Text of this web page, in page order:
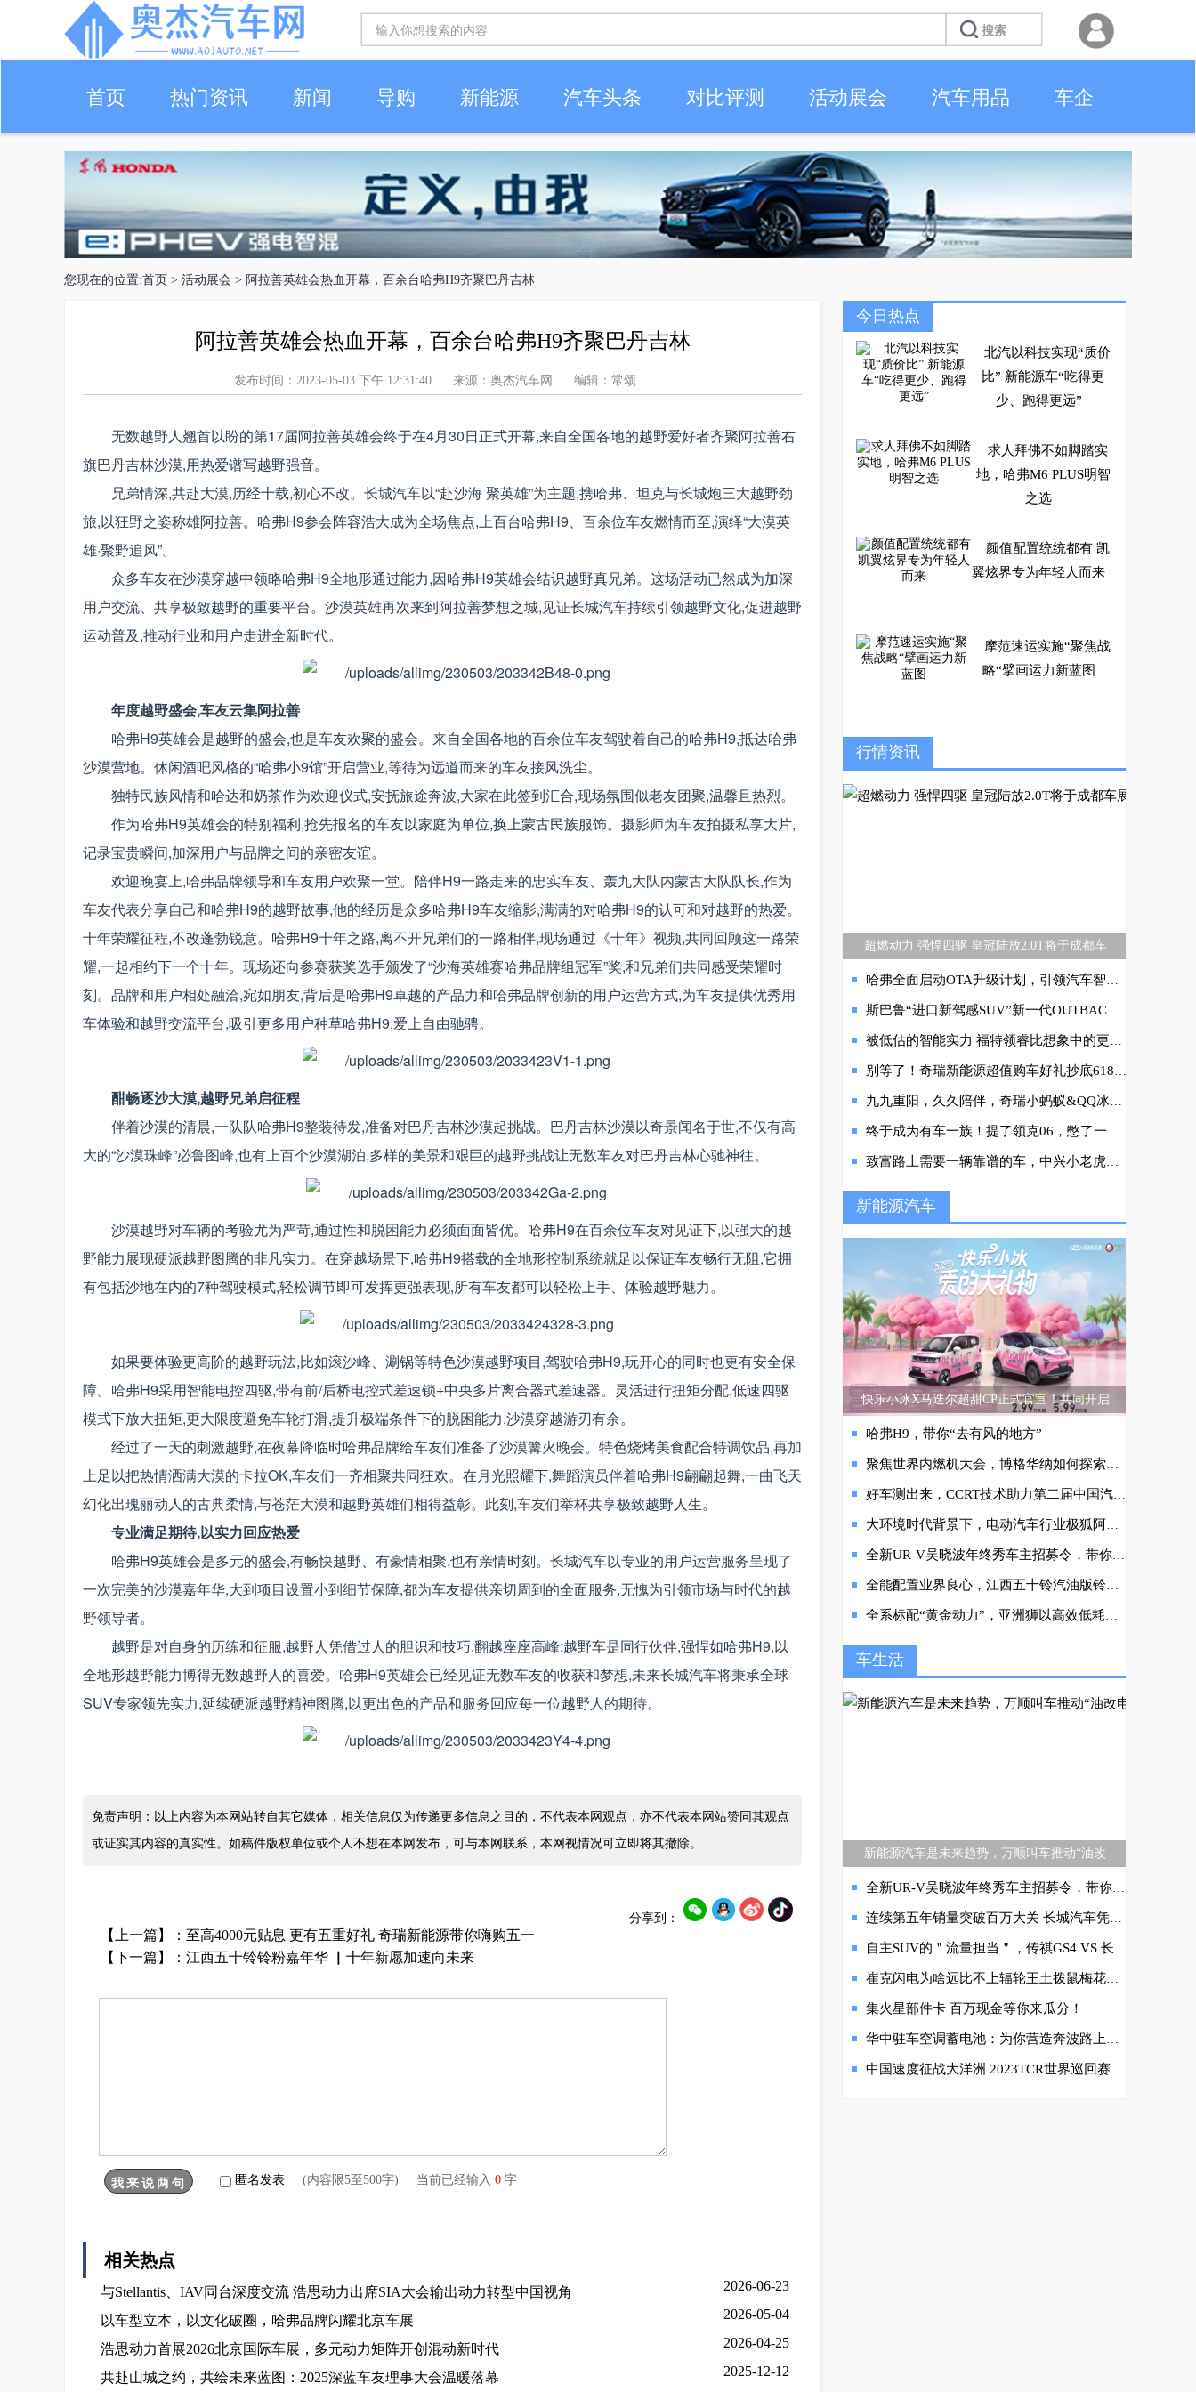
首页 热门资讯 新闻 导购 新能源 汽车头条 对比评测 活动展会 汽车用品 车企
您现在的位置:首页 > 活动展会 > 阿拉善英雄会热血开幕，百余台哈弗H9齐聚巴丹吉林
阿拉善英雄会热血开幕，百余台哈弗H9齐聚巴丹吉林
发布时间：2023-05-03 下午 12:31:40 来源：奥杰汽车网 编辑：常颂
无数越野人翘首以盼的第17届阿拉善英雄会终于在4月30日正式开幕,来自全国各地的越野爱好者齐聚阿拉善右
旗巴丹吉林沙漠,用热爱谱写越野强音。
兄弟情深,共赴大漠,历经十载,初心不改。长城汽车以“赴沙海 聚英雄”为主题,携哈弗、坦克与长城炮三大越野劲
旅,以狂野之姿称雄阿拉善。哈弗H9参会阵容浩大成为全场焦点,上百台哈弗H9、百余位车友燃情而至,演绎“大漠英
雄·聚野追风”。
众多车友在沙漠穿越中领略哈弗H9全地形通过能力,因哈弗H9英雄会结识越野真兄弟。这场活动已然成为加深
用户交流、共享极致越野的重要平台。沙漠英雄再次来到阿拉善梦想之城,见证长城汽车持续引领越野文化,促进越野
运动普及,推动行业和用户走进全新时代。
年度越野盛会,车友云集阿拉善
哈弗H9英雄会是越野的盛会,也是车友欢聚的盛会。来自全国各地的百余位车友驾驶着自己的哈弗H9,抵达哈弗
沙漠营地。休闲酒吧风格的“哈弗小9馆”开启营业,等待为远道而来的车友接风洗尘。
独特民族风情和哈达和奶茶作为欢迎仪式,安抚旅途奔波,大家在此签到汇合,现场氛围似老友团聚,温馨且热烈。
作为哈弗H9英雄会的特别福利,抢先报名的车友以家庭为单位,换上蒙古民族服饰。摄影师为车友拍摄私享大片,
记录宝贵瞬间,加深用户与品牌之间的亲密友谊。
欢迎晚宴上,哈弗品牌领导和车友用户欢聚一堂。陪伴H9一路走来的忠实车友、轰九大队内蒙古大队队长,作为
车友代表分享自己和哈弗H9的越野故事,他的经历是众多哈弗H9车友缩影,满满的对哈弗H9的认可和对越野的热爱。
十年荣耀征程,不改蓬勃锐意。哈弗H9十年之路,离不开兄弟们的一路相伴,现场通过《十年》视频,共同回顾这一路荣
耀,一起相约下一个十年。现场还向参赛获奖选手颁发了“沙海英雄赛哈弗品牌组冠军”奖,和兄弟们共同感受荣耀时
刻。品牌和用户相处融洽,宛如朋友,背后是哈弗H9卓越的产品力和哈弗品牌创新的用户运营方式,为车友提供优秀用
车体验和越野交流平台,吸引更多用户种草哈弗H9,爱上自由驰骋。
酣畅逐沙大漠,越野兄弟启征程
伴着沙漠的清晨,一队队哈弗H9整装待发,准备对巴丹吉林沙漠起挑战。巴丹吉林沙漠以奇景闻名于世,不仅有高
大的“沙漠珠峰”必鲁图峰,也有上百个沙漠湖泊,多样的美景和艰巨的越野挑战让无数车友对巴丹吉林心驰神往。
沙漠越野对车辆的考验尤为严苛,通过性和脱困能力必须面面皆优。哈弗H9在百余位车友对见证下,以强大的越
野能力展现硬派越野图腾的非凡实力。在穿越场景下,哈弗H9搭载的全地形控制系统就足以保证车友畅行无阻,它拥
有包括沙地在内的7种驾驶模式,轻松调节即可发挥更强表现,所有车友都可以轻松上手、体验越野魅力。
如果要体验更高阶的越野玩法,比如滚沙峰、涮锅等特色沙漠越野项目,驾驶哈弗H9,玩开心的同时也更有安全保
障。哈弗H9采用智能电控四驱,带有前/后桥电控式差速锁+中央多片离合器式差速器。灵活进行扭矩分配,低速四驱
模式下放大扭矩,更大限度避免车轮打滑,提升极端条件下的脱困能力,沙漠穿越游刃有余。
经过了一天的刺激越野,在夜幕降临时哈弗品牌给车友们准备了沙漠篝火晚会。特色烧烤美食配合特调饮品,再加
上足以把热情洒满大漠的卡拉OK,车友们一齐相聚共同狂欢。在月光照耀下,舞蹈演员伴着哈弗H9翩翩起舞,一曲飞天
幻化出瑰丽动人的古典柔情,与苍茫大漠和越野英雄们相得益彰。此刻,车友们举杯共享极致越野人生。
专业满足期待,以实力回应热爱
哈弗H9英雄会是多元的盛会,有畅快越野、有豪情相聚,也有亲情时刻。长城汽车以专业的用户运营服务呈现了
一次完美的沙漠嘉年华,大到项目设置小到细节保障,都为车友提供亲切周到的全面服务,无愧为引领市场与时代的越
野领导者。
越野是对自身的历练和征服,越野人凭借过人的胆识和技巧,翻越座座高峰;越野车是同行伙伴,强悍如哈弗H9,以
全地形越野能力博得无数越野人的喜爱。哈弗H9英雄会已经见证无数车友的收获和梦想,未来长城汽车将秉承全球
SUV专家领先实力,延续硬派越野精神图腾,以更出色的产品和服务回应每一位越野人的期待。
免责声明：以上内容为本网站转自其它媒体，相关信息仅为传递更多信息之目的，不代表本网观点，亦不代表本网站赞同其观点
或证实其内容的真实性。如稿件版权单位或个人不想在本网发布，可与本网联系，本网视情况可立即将其撤除。
分享到：
【上一篇】： 至高4000元贴息 更有五重好礼 奇瑞新能源带你嗨购五一
【下一篇】： 江西五十铃铃粉嘉年华 ▏十年新愿加速向未来
匿名发表 (内容限5至500字) 当前已经输入 0 字
相关热点
与Stellantis、IAV同台深度交流 浩思动力出席SIA大会输出动力转型中国视角 2026-06-23
以车型立本，以文化破圈，哈弗品牌闪耀北京车展 2026-05-04
浩思动力首展2026北京国际车展，多元动力矩阵开创混动新时代 2026-04-25
共赴山城之约，共绘未来蓝图：2025深蓝车友理事大会温暖落幕 2025-12-12
今日热点
北汽以科技实现“质价
比” 新能源车“吃得更
少、跑得更远”
求人拜佛不如脚踏实
地，哈弗M6 PLUS明智
之选
颜值配置统统都有 凯
翼炫界专为年轻人而来
摩范速运实施“聚焦战
略“擘画运力新蓝图
个“新能源汽车安全管理
体系”认证
行情资讯
超燃动力 强悍四驱 皇冠陆放2.0T将于成都车
哈弗全面启动OTA升级计划，引领汽车智能科技蓬勃发展
斯巴鲁“进口新驾感SUV”新一代OUTBACK傲虎从容驾临
被低估的智能实力 福特领睿比想象中的更懂你
别等了！奇瑞新能源超值购车好礼抄底618，引爆六月购车狂欢季！
九九重阳，久久陪伴，奇瑞小蚂蚁&QQ冰淇淋舒适贴心情暖家人
终于成为有车一族！提了领克06，憋了一肚子话想说
致富路上需要一辆靠谱的车，中兴小老虎是最优解
新能源汽车
快乐小冰X马迭尔超甜CP正式官宣！共同开启
哈弗H9，带你“去有风的地方”
聚焦世界内燃机大会，博格华纳如何探索商业车市场发展
好车测出来，CCRT技术助力第二届中国汽车风云盛典
大环境时代背景下，电动汽车行业极狐阿尔法S全新HI版智慧出行
全新UR-V吴晓波年终秀车主招募令，带你解锁最in的跨年方式
全能配置业界良心，江西五十铃汽油版铃拓真旗舰
全系标配“黄金动力”，亚洲狮以高效低耗助力人生澎湃前行
车生活
新能源汽车是未来趋势，万顺叫车推动“油改
全新UR-V吴晓波年终秀车主招募令，带你解锁最in的跨年方式
连续第五年销量突破百万大关 长城汽车凭什么？
自主SUV的＂流量担当＂，传祺GS4 VS 长安CS75 PLUS
崔克闪电为啥远比不上辐轮王土拨鼠梅花全球十大最顶级自行车品牌
集火星部件卡 百万现金等你来瓜分！
华中驻车空调蓄电池：为你营造奔波路上的温暖“家”
中国速度征战大洋洲 2023TCR世界巡回赛澳大利亚站 中国车手马青骅再登领奖台